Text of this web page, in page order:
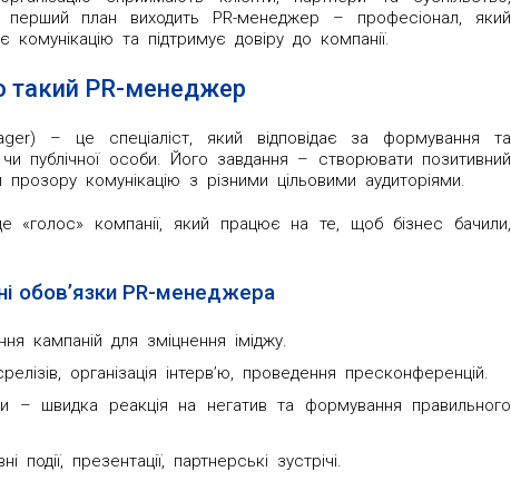
перший план виходить PR-менеджер – професіонал, який
та підтримує довіру до компанії.
такий PR-менеджер
– це спеціаліст, який відповідає за формування та
чи публічної особи. Його завдання – створювати позитивний
комунікацію з різними цільовими аудиторіями.
«голос» компанії, який працює на те, щоб бізнес бачили,
обов’язки PR-менеджера
кампаній для зміцнення іміджу.
організація інтерв’ю, проведення пресконференцій.
– швидка реакція на негатив та формування правильного
події, презентації, партнерські зустрічі.